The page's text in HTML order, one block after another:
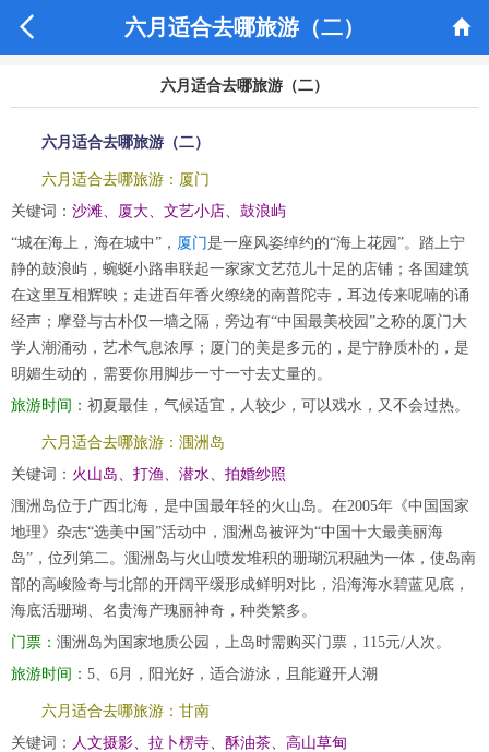
 六月适合去哪旅游（二） 
六月适合去哪旅游（二）
六月适合去哪旅游（二）
六月适合去哪旅游：厦门
关键词： 沙滩、厦大、文艺小店、鼓浪屿
“城在海上，海在城中”， 厦门是一座风姿绰约的“海上花园”。踏上宁
静的鼓浪屿，蜿蜒小路串联起一家家文艺范儿十足的店铺；各国建筑
在这里互相辉映；走进百年香火缭绕的南普陀寺，耳边传来呢喃的诵
经声；摩登与古朴仅一墙之隔，旁边有“中国最美校园”之称的厦门大
学人潮涌动，艺术气息浓厚；厦门的美是多元的，是宁静质朴的，是
明媚生动的，需要你用脚步一寸一寸去丈量的。
旅游时间： 初夏最佳，气候适宜，人较少，可以戏水，又不会过热。
六月适合去哪旅游：涠洲岛
关键词： 火山岛、打渔、潜水、拍婚纱照
涠洲岛位于广西北海，是中国最年轻的火山岛。在2005年《中国国家
地理》杂志“选美中国”活动中，涠洲岛被评为“中国十大最美丽海
岛”，位列第二。涠洲岛与火山喷发堆积的珊瑚沉积融为一体，使岛南
部的高峻险奇与北部的开阔平缓形成鲜明对比，沿海海水碧蓝见底，
海底活珊瑚、名贵海产瑰丽神奇，种类繁多。
门票： 涠洲岛为国家地质公园，上岛时需购买门票，115元/人次。
旅游时间： 5、6月，阳光好，适合游泳，且能避开人潮
六月适合去哪旅游：甘南
关键词： 人文摄影、拉卜楞寺、酥油茶、高山草甸